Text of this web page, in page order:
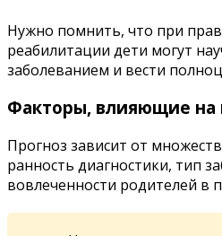
Нужно помнить, что при
реабилитации дети могут
заболеванием и вести
Факторы, влияющие на
Прогноз зависит от
ранность диагностики, тип
вовлеченности родителей в